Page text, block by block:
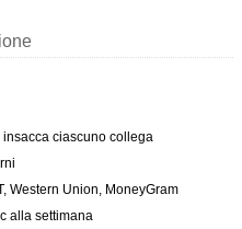
insacca ciascuno collega
Western Union, MoneyGram
alla settimana